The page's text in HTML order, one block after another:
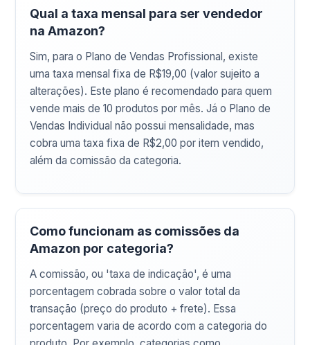
Qual a taxa mensal para ser vendedor
na Amazon?
Sim, para o Plano de Vendas Profissional, existe
uma taxa mensal fixa de R$19,00 (valor sujeito a
alterações). Este plano é recomendado para quem
vende mais de 10 produtos por mês. Já o Plano de
Vendas Individual não possui mensalidade, mas
cobra uma taxa fixa de R$2,00 por item vendido,
além da comissão da categoria.
Como funcionam as comissões da
Amazon por categoria?
A comissão, ou 'taxa de indicação', é uma
porcentagem cobrada sobre o valor total da
transação (preço do produto + frete). Essa
porcentagem varia de acordo com a categoria do